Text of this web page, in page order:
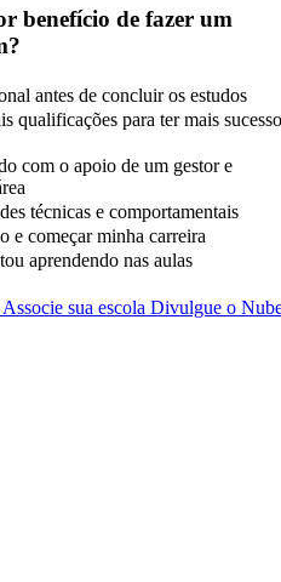
benefício de fazer um
antes de concluir os estudos
qualificações para ter mais sucesso
com o apoio de um gestor e
técnicas e comportamentais
e começar minha carreira
aprendendo nas aulas
Associe sua escola Divulgue o